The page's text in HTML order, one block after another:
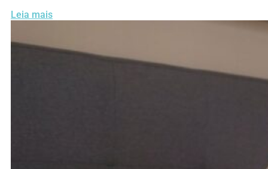
Leia mais